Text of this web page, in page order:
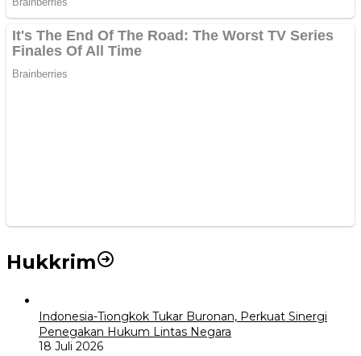
Hukkrim
Indonesia-Tiongkok Tukar Buronan, Perkuat Sinergi
Penegakan Hukum Lintas Negara
18 Juli 2026